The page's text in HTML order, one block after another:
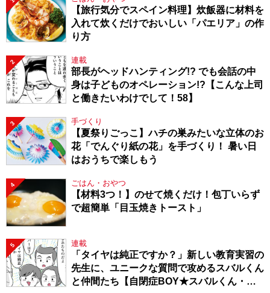
【旅行気分でスペイン料理】炊飯器に材料を
入れて炊くだけでおいしい「パエリア」の作
り方
2 連載
部長がヘッドハンティング!? でも会話の中
身は子どものオペレーション!?【こんな上司
と働きたいわけでして！58】
3 手づくり
【夏祭りごっこ】ハチの巣みたいな立体のお
花「でんぐり紙の花」を手づくり！ 暑い日
はおうちで楽しもう
4 ごはん・おやつ
【材料3つ！】のせて焼くだけ！包丁いらず
で超簡単「目玉焼きトースト」
5 連載
「タイヤは純正ですか？」新しい教育実習の
先生に、ユニークな質問で攻めるスバルくん
と仲間たち【自閉症BOY★スバルくん・